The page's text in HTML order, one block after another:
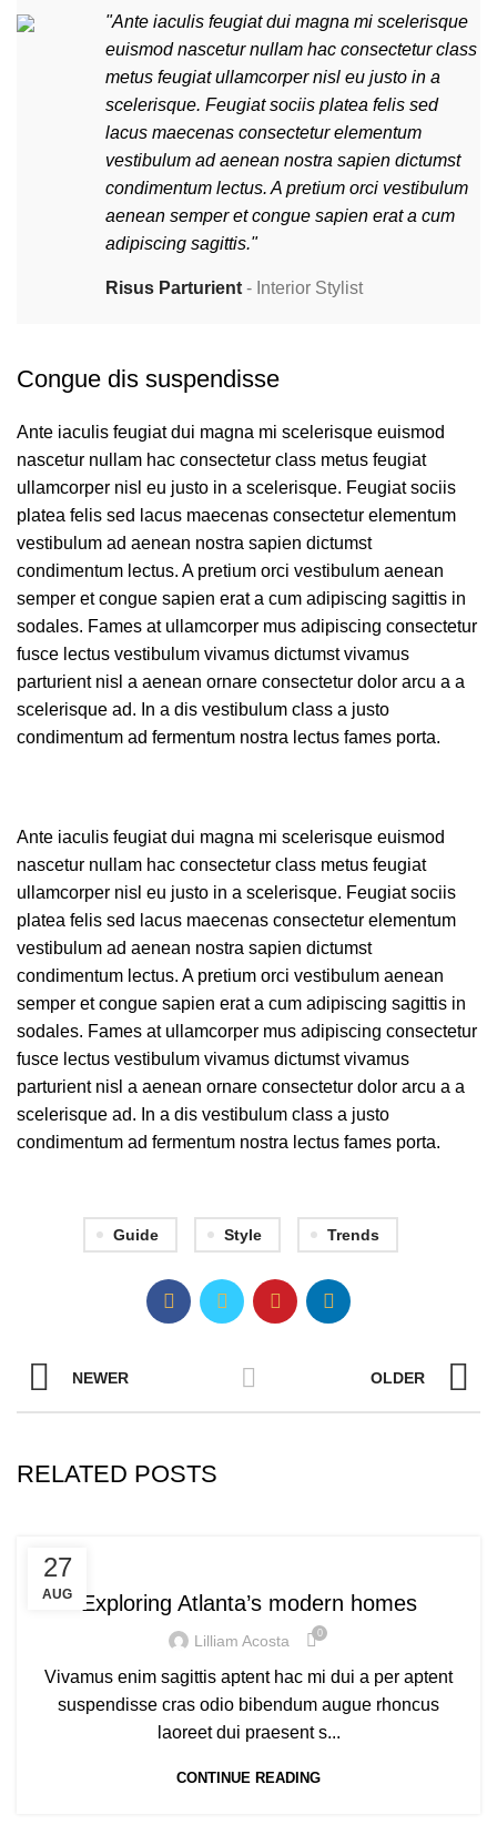
"Ante iaculis feugiat dui magna mi scelerisque
euismod nascetur nullam hac consectetur class
metus feugiat ullamcorper nisl eu justo in a
scelerisque. Feugiat sociis platea felis sed
lacus maecenas consectetur elementum
vestibulum ad aenean nostra sapien dictumst
condimentum lectus. A pretium orci vestibulum
aenean semper et congue sapien erat a cum
adipiscing sagittis."
Risus Parturient Interior Stylist
Congue dis suspendisse
Ante iaculis feugiat dui magna mi scelerisque euismod
nascetur nullam hac consectetur class metus feugiat
ullamcorper nisl eu justo in a scelerisque. Feugiat sociis
platea felis sed lacus maecenas consectetur elementum
vestibulum ad aenean nostra sapien dictumst
condimentum lectus. A pretium orci vestibulum aenean
semper et congue sapien erat a cum adipiscing sagittis in
sodales. Fames at ullamcorper mus adipiscing consectetur
fusce lectus vestibulum vivamus dictumst vivamus
parturient nisl a aenean ornare consectetur dolor arcu a a
scelerisque ad. In a dis vestibulum class a justo
condimentum ad fermentum nostra lectus fames porta.
Ante iaculis feugiat dui magna mi scelerisque euismod
nascetur nullam hac consectetur class metus feugiat
ullamcorper nisl eu justo in a scelerisque. Feugiat sociis
platea felis sed lacus maecenas consectetur elementum
vestibulum ad aenean nostra sapien dictumst
condimentum lectus. A pretium orci vestibulum aenean
semper et congue sapien erat a cum adipiscing sagittis in
sodales. Fames at ullamcorper mus adipiscing consectetur
fusce lectus vestibulum vivamus dictumst vivamus
parturient nisl a aenean ornare consectetur dolor arcu a a
scelerisque ad. In a dis vestibulum class a justo
condimentum ad fermentum nostra lectus fames porta.
Guide Style Trends
NEWER OLDER
RELATED POSTS
27
AUG Exploring Atlanta’s modern homes
Lilliam Acosta 0
Vivamus enim sagittis aptent hac mi dui a per aptent
suspendisse cras odio bibendum augue rhoncus
laoreet dui praesent s...
CONTINUE READING